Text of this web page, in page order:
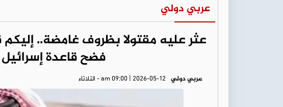
عربي دولي
عثر عليه مقتولا بظروف غامضة..
فضح قاعدة
عربي دولي am 09:00 | 2026-05-12 - الثلاثاء